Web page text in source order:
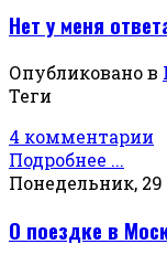
Нет у меня
Опубликовано в
Теги
4 комментарии
Подробнее ...
Понедельник, 29
О поездке в